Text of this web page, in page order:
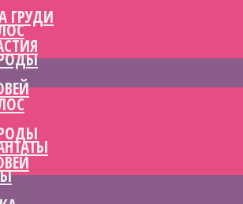
ГРУДИ